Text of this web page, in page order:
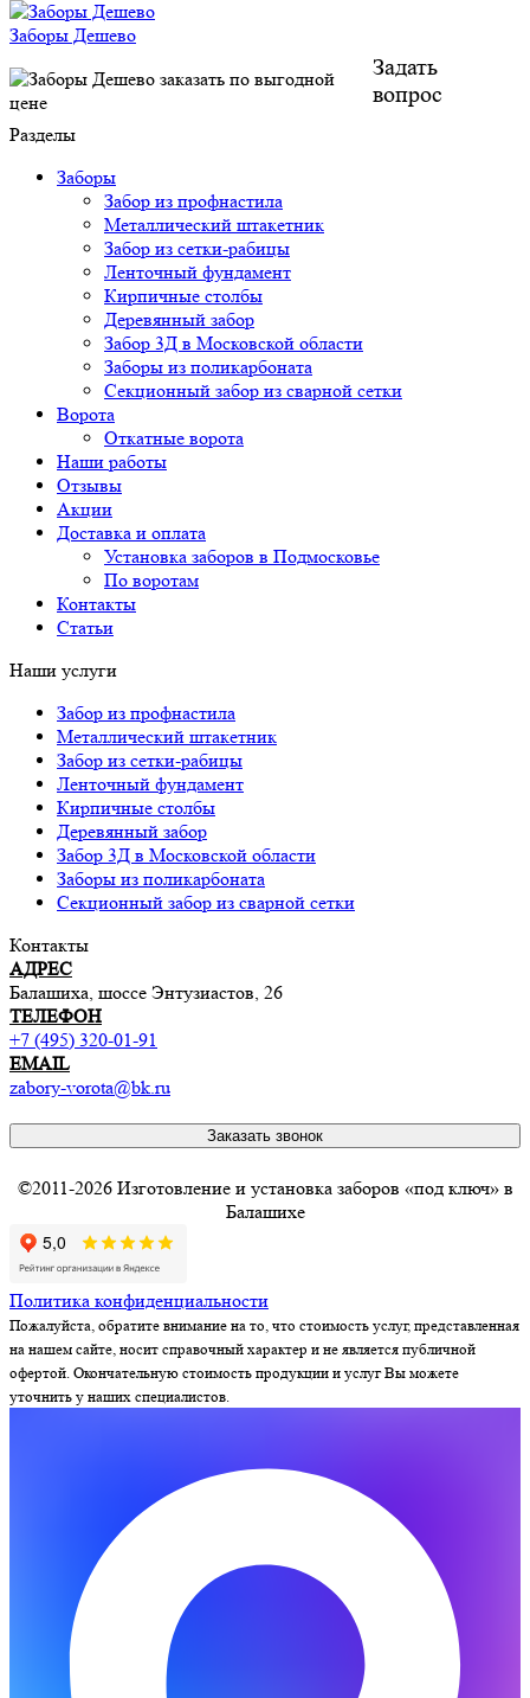
Заборы Дешево
Задать
вопрос
Разделы
Заборы
Забор из профнастила
Металлический штакетник
Забор из сетки-рабицы
Ленточный фундамент
Кирпичные столбы
Деревянный забор
Забор 3Д в Московской области
Заборы из поликарбоната
Секционный забор из сварной сетки
Ворота
Откатные ворота
Наши работы
Отзывы
Акции
Доставка и оплата
Установка заборов в Подмосковье
По воротам
Контакты
Статьи
Наши услуги
Забор из профнастила
Металлический штакетник
Забор из сетки-рабицы
Ленточный фундамент
Кирпичные столбы
Деревянный забор
Забор 3Д в Московской области
Заборы из поликарбоната
Секционный забор из сварной сетки
Контакты
АДРЕС
Балашиха, шоссе Энтузиастов, 26
ТЕЛЕФОН
+7 (495) 320-01-91
EMAIL
zabory-vorota@bk.ru
Заказать звонок
©2011-2026 Изготовление и установка заборов «под ключ» в
Балашихе
Политика конфиденциальности
Пожалуйста, обратите внимание на то, что стоимость услуг, представленная
на нашем сайте, носит справочный характер и не является публичной
офертой. Окончательную стоимость продукции и услуг Вы можете
уточнить у наших специалистов.